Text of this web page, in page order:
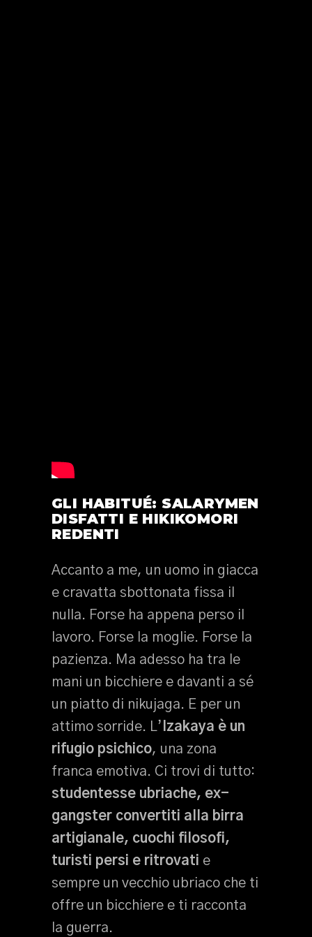
GLI HABITUÉ: SALARYMEN
DISFATTI E HIKIKOMORI
REDENTI
Accanto a me, un uomo in giacca
e cravatta sbottonata fissa il
nulla. Forse ha appena perso il
lavoro. Forse la moglie. Forse la
pazienza. Ma adesso ha tra le
mani un bicchiere e davanti a sé
un piatto di nikujaga. E per un
attimo sorride. L’ Izakaya è un
rifugio psichico, una zona
franca emotiva. Ci trovi di tutto:
studentesse ubriache, ex-
gangster convertiti alla birra
artigianale, cuochi filosofi,
turisti persi e ritrovati e
sempre un vecchio ubriaco che ti
offre un bicchiere e ti racconta
la guerra.